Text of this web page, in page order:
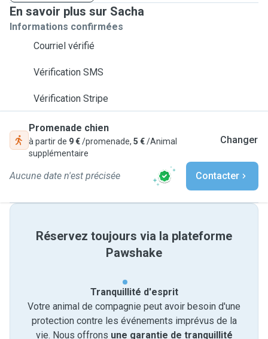
En savoir plus sur Sacha
Informations confirmées
Courriel vérifié
Vérification SMS
Vérification Stripe
Promenade chien
à partir de 9 €/promenade, 5 €/Animal
supplémentaire
Changer
Aucune date n'est précisée Contacter
Réservez toujours via la plateforme
Pawshake
Tranquillité d'esprit
Votre animal de compagnie peut avoir besoin d'une
protection contre les événements imprévus de la
vie. Nous offrons une garantie de tranquillité